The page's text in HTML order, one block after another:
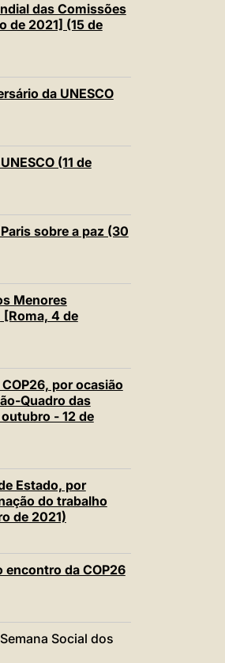
das Comissões
de 2021] (15 de
da UNESCO
(11 de
sobre a paz (30
Menores
[Roma, 4 de
por ocasião
Quadro das
- 12 de
Estado, por
do trabalho
de 2021)
encontro da COP26
Social dos